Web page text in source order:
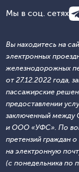
Мы в соц. сетях
Вы находитесь на
электронных
железнодорожных
от 27.12.2022
пассажирские
предоставлении
заключенный
и ООО «УФС». По
претензий граждан
на электронную
(с понедельника по